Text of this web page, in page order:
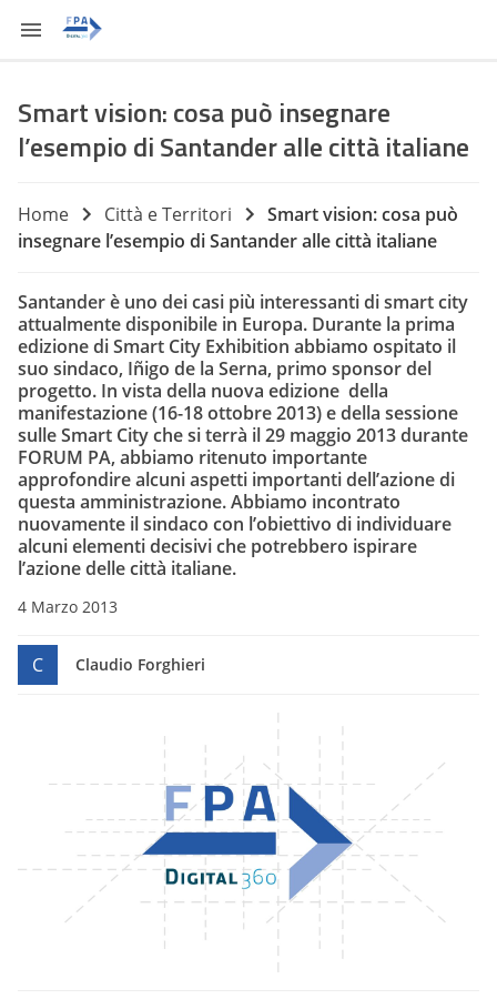
Smart vision: cosa può insegnare
l’esempio di Santander alle città italiane
Home Città e Territori
Smart vision: cosa può
insegnare l’esempio di Santander alle città italiane
Santander è uno dei casi più interessanti di smart city
attualmente disponibile in Europa. Durante la prima
edizione di Smart City Exhibition abbiamo ospitato il
suo sindaco, Iñigo de la Serna, primo sponsor del
progetto. In vista della nuova edizione della
manifestazione (16-18 ottobre 2013) e della sessione
sulle Smart City che si terrà il 29 maggio 2013 durante
FORUM PA, abbiamo ritenuto importante
approfondire alcuni aspetti importanti dell’azione di
questa amministrazione. Abbiamo incontrato
nuovamente il sindaco con l’obiettivo di individuare
alcuni elementi decisivi che potrebbero ispirare
l’azione delle città italiane.
4 Marzo 2013
C Claudio Forghieri